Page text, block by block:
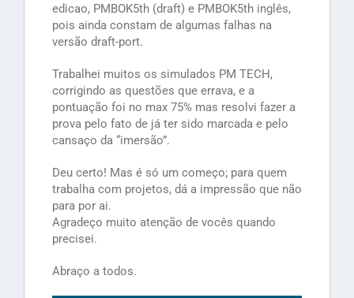
edicao, PMBOK5th (draft) e PMBOK5th inglês,
pois ainda constam de algumas falhas na
versão draft-port.
Trabalhei muitos os simulados PM TECH,
corrigindo as questões que errava, e a
pontuação foi no max 75% mas resolvi fazer a
prova pelo fato de já ter sido marcada e pelo
cansaço da “imersão”.
Deu certo! Mas é só um começo; para quem
trabalha com projetos, dá a impressão que não
para por ai.
Agradeço muito atenção de vocês quando
precisei.
Abraço a todos.